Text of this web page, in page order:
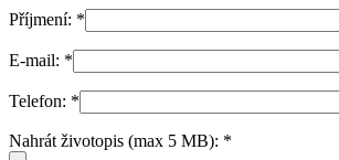
Příjmení: *
E-mail: *
Telefon: *
Nahrát životopis (max 5 MB): *